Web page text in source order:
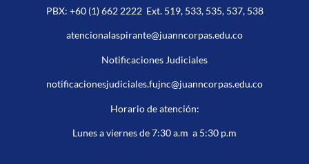
PBX: +60 (1) 662 2222Ext. 519, 533, 535, 537, 538
atencionalaspirante@juanncorpas.edu.co
Notificaciones Judiciales
notificacionesjudiciales.fujnc@juanncorpas.edu.co
Horario de atención:
Lunes a viernes de 7:30 a.m a 5:30 p.m